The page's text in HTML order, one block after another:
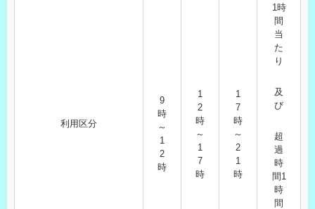
利用区分
9
時
～
1
2
時
1
2
時
～
1
7
時
1
7
時
～
2
1
時
1時
間
当
た
り
及
び
超
過
時
間1
時
間